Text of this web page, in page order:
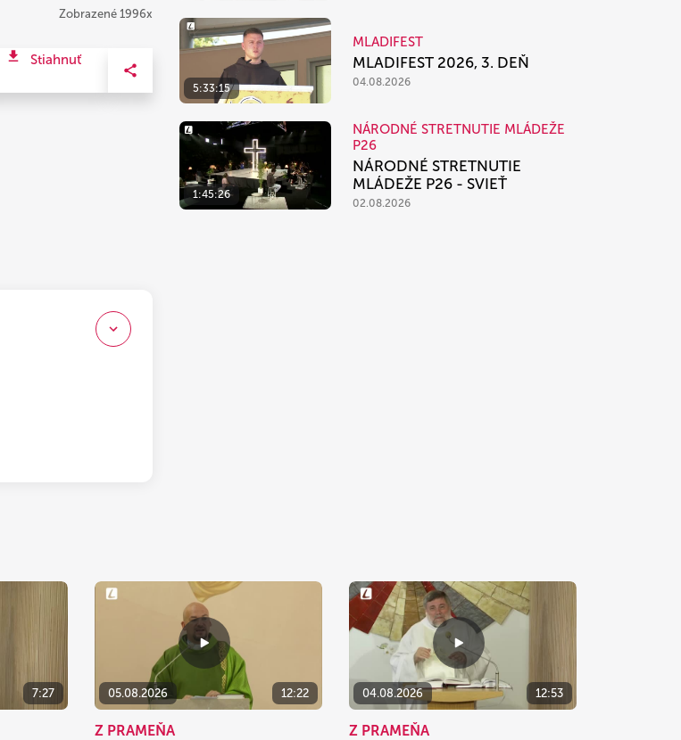
Zobrazené 1996x
Stiahnuť
5:33:15
MLADIFEST
MLADIFEST 2026, 3. DEŇ
04.08.2026
1:45:26
NÁRODNÉ STRETNUTIE MLÁDEŽE
P26
NÁRODNÉ STRETNUTIE
MLÁDEŽE P26 - SVIEŤ
02.08.2026
7:27 05.08.2026 12:22
Z PRAMEŇA
04.08.2026 12:53
Z PRAMEŇA